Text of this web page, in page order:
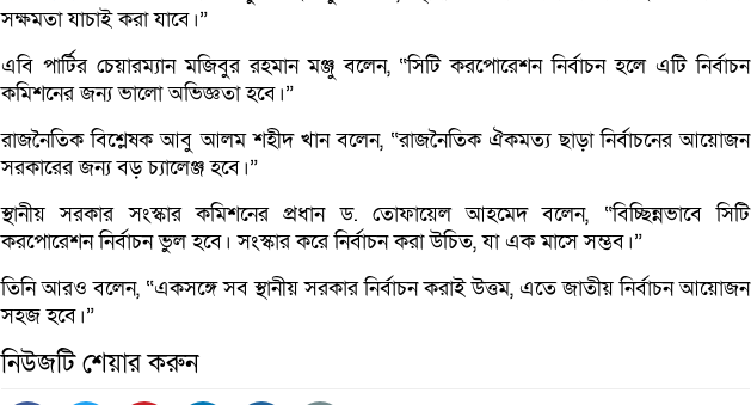
সক্ষমতা যাচাই করা যাবে।”
এবি পার্টির চেয়ারম্যান মজিবুর রহমান মঞ্জু বলেন, “সিটি করপোরেশন নির্বাচন হলে এটি নির্বাচন
কমিশনের জন্য ভালো অভিজ্ঞতা হবে।”
রাজনৈতিক বিশ্লেষক আবু আলম শহীদ খান বলেন, “রাজনৈতিক ঐকমত্য ছাড়া নির্বাচনের আয়োজন
সরকারের জন্য বড় চ্যালেঞ্জ হবে।”
স্থানীয় সরকার সংস্কার কমিশনের প্রধান ড. তোফায়েল আহমেদ বলেন, “বিচ্ছিন্নভাবে সিটি
করপোরেশন নির্বাচন ভুল হবে। সংস্কার করে নির্বাচন করা উচিত, যা এক মাসে সম্ভব।”
তিনি আরও বলেন, “একসঙ্গে সব স্থানীয় সরকার নির্বাচন করাই উত্তম, এতে জাতীয় নির্বাচন আয়োজন
সহজ হবে।”
নিউজটি শেয়ার করুন